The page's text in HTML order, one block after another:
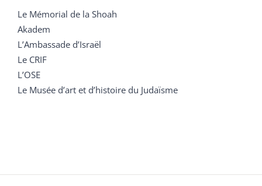
Le Mémorial de la Shoah
Akadem
L’Ambassade d’Israël
Le CRIF
L’OSE
Le Musée d’art et d’histoire du Judaïsme